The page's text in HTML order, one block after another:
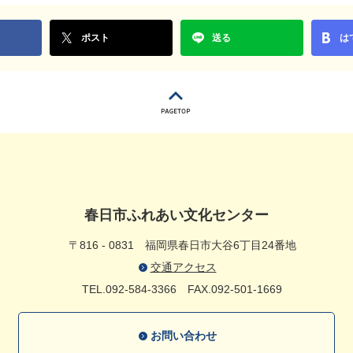
ポスト 送る は
春日市ふれあい文化センター
〒816 - 0831 福岡県春日市大谷6丁目24番地
交通アクセス
TEL.092-584-3366 FAX.092-501-1669
お問い合わせ